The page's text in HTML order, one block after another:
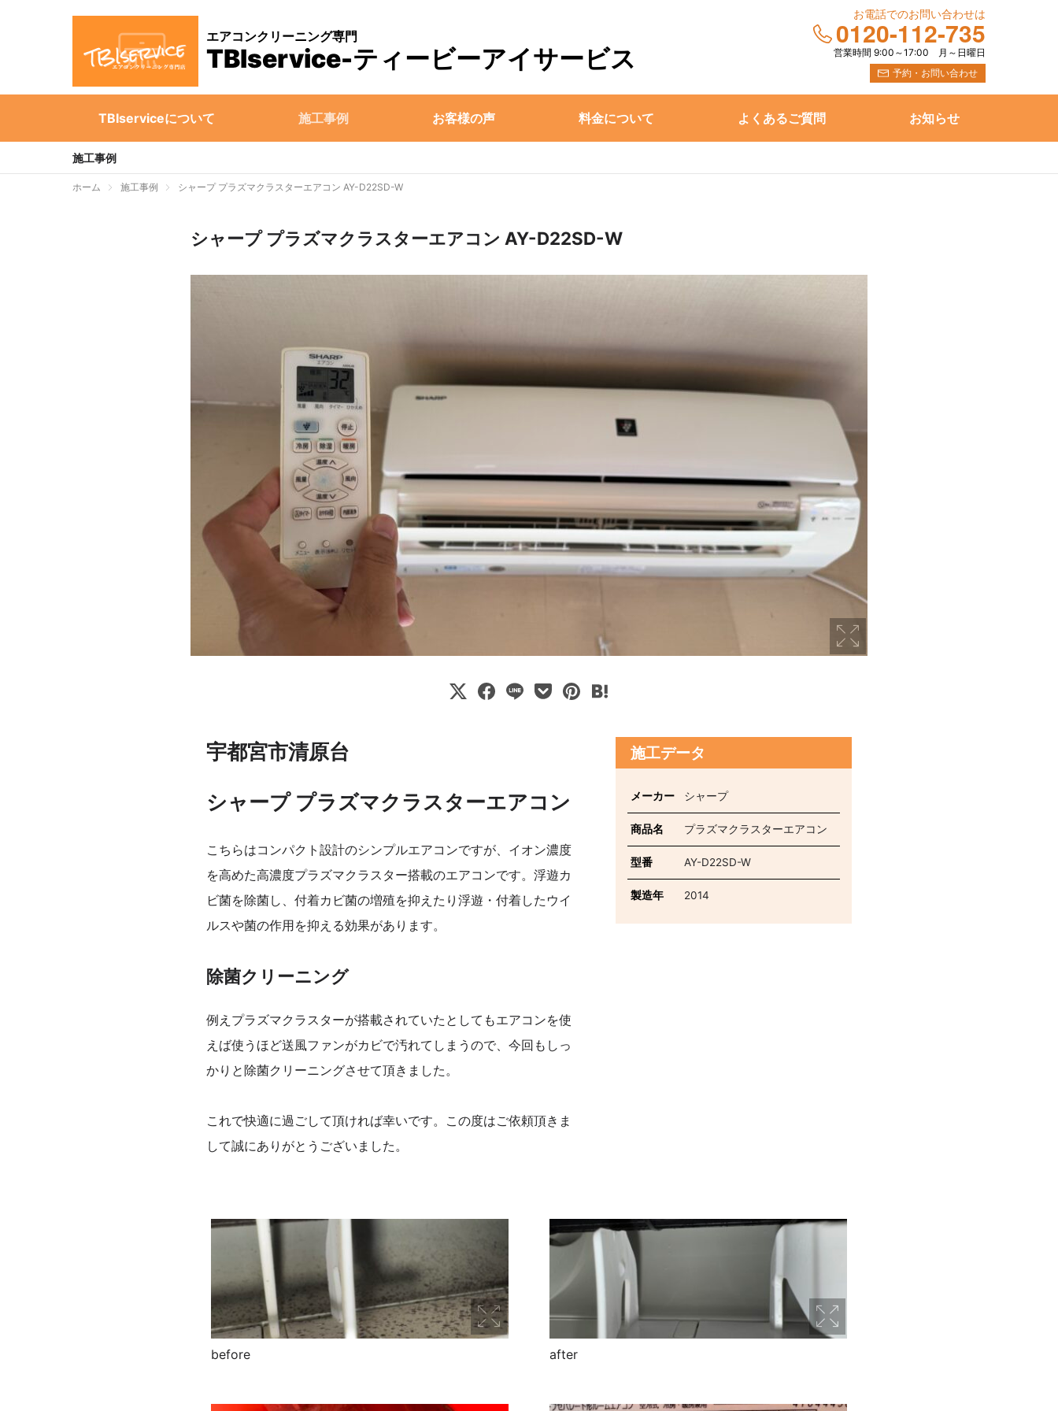
エアコンクリーニング専門
TBIservice-ティービーアイサービス
TBIserviceについて 施工事例 お客様の声 料金について よくあるご質問 お知らせ
お電話でのお問い合わせは
0120-112-735
営業時間 9:00～17:00
月～日曜日
予約・お問い合わせ
施工事例
ホーム 施工事例 シャープ プラズマクラスターエアコン AY-D22SD-W
シャープ プラズマクラスターエアコン AY-D22SD-W
宇都宮市清原台
シャープ プラズマクラスターエアコン
こちらはコンパクト設計のシンプルエアコンですが、イオン濃度
を高めた高濃度プラズマクラスター搭載のエアコンです。浮遊カ
ビ菌を除菌し、付着カビ菌の増殖を抑えたり浮遊・付着したウイ
ルスや菌の作用を抑える効果があります。
除菌クリーニング
例えプラズマクラスターが搭載されていたとしてもエアコンを使
えば使うほど送風ファンがカビで汚れてしまうので、今回もしっ
かりと除菌クリーニングさせて頂きました。
これで快適に過ごして頂ければ幸いです。この度はご依頼頂きま
して誠にありがとうございました。
施工データ
メーカー シャープ
商品名 プラズマクラスターエアコン
型番 AY-D22SD-W
製造年 2014
before after